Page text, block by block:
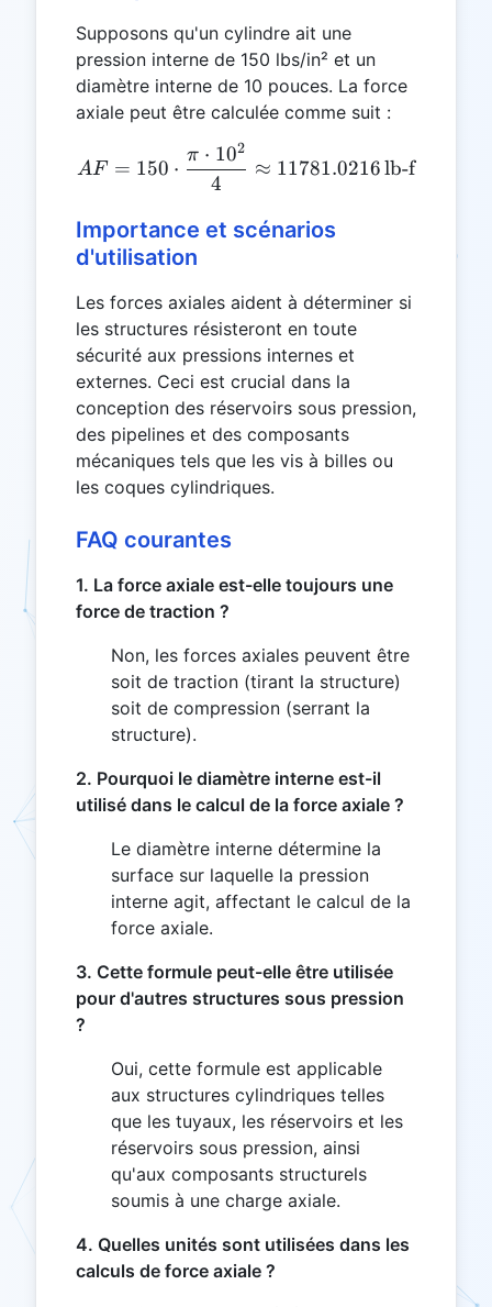
Supposons qu'un cylindre ait une
pression interne de 150 lbs/in² et un
diamètre interne de 10 pouces. La force
axiale peut être calculée comme suit :
AF = 150 \cdot
AF = 150 ⋅
4
π ⋅ 102
≈ 11781.0216lb-f
Importance et scénarios
d'utilisation
Les forces axiales aident à déterminer si
les structures résisteront en toute
sécurité aux pressions internes et
externes. Ceci est crucial dans la
conception des réservoirs sous pression,
des pipelines et des composants
mécaniques tels que les vis à billes ou
les coques cylindriques.
FAQ courantes
1. La force axiale est-elle toujours une
force de traction ?
Non, les forces axiales peuvent être
soit de traction (tirant la structure)
soit de compression (serrant la
structure).
2. Pourquoi le diamètre interne est-il
utilisé dans le calcul de la force axiale ?
Le diamètre interne détermine la
surface sur laquelle la pression
interne agit, affectant le calcul de la
force axiale.
3. Cette formule peut-elle être utilisée
pour d'autres structures sous pression
?
Oui, cette formule est applicable
aux structures cylindriques telles
que les tuyaux, les réservoirs et les
réservoirs sous pression, ainsi
qu'aux composants structurels
soumis à une charge axiale.
4. Quelles unités sont utilisées dans les
calculs de force axiale ?